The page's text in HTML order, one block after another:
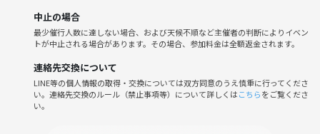
・新しいビジネスの話を聞いてほしい！教えてほしい！
・最新ビジネストレンドを知りたい！
・コラボレーション先、代理店や請負契約先を探している！
・WEB制作に強い人を探してる！
・動画制作をしてほしい！
・商品のプロモーションやSNS展開を手伝ってほしい！
中止の場合
最少催行人数に達しない場合、および天候不順など主催者の判断によりイベン
トが中止される場合があります。その場合、参加料金は全額返金されます。
連絡先交換について
LINE等の個人情報の取得・交換については双方同意のうえ慎重に行ってくださ
い。連絡先交換のルール（禁止事項等）について詳しくはこちらをご覧くださ
い。